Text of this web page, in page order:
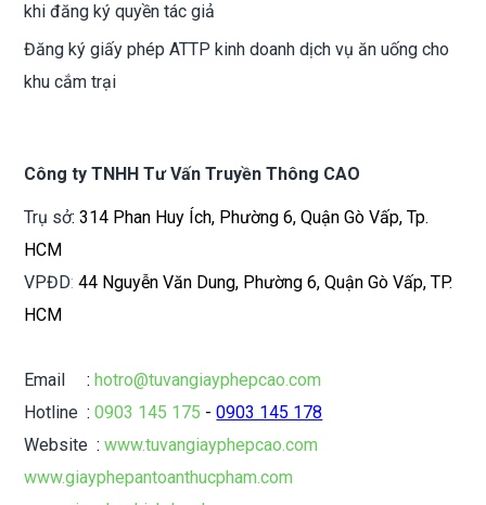
khi đăng ký quyền tác giả
Đăng ký giấy phép ATTP kinh doanh dịch vụ ăn uống cho
khu cắm trại
Công ty TNHH Tư Vấn Truyền Thông CAO
Trụ sở: 314 Phan Huy Ích, Phường 6, Quận Gò Vấp, Tp.
HCM
VPĐD:44 Nguyễn Văn Dung, Phường 6, Quận Gò Vấp, TP.
HCM
Email: hotro@tuvangiayphepcao.com
Hotline:0903 145 175 -0903 145 178
Website:www.tuvangiayphepcao.com
www.giayphepantoanthucpham.com